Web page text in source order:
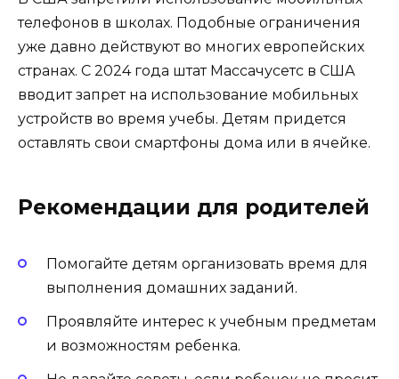
телефонов в школах. Подобные ограничения
уже давно действуют во многих европейских
странах. С 2024 года штат Массачусетс в США
вводит запрет на использование мобильных
устройств во время учебы. Детям придется
оставлять свои смартфоны дома или в ячейке.
Рекомендации для родителей
Помогайте детям организовать время для
выполнения домашних заданий.
Проявляйте интерес к учебным предметам
и возможностям ребенка.